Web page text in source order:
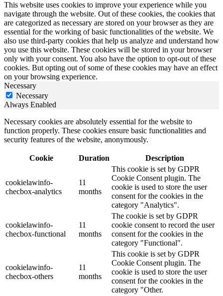
This website uses cookies to improve your experience while you
navigate through the website. Out of these cookies, the cookies that
are categorized as necessary are stored on your browser as they are
essential for the working of basic functionalities of the website. We
also use third-party cookies that help us analyze and understand how
you use this website. These cookies will be stored in your browser
only with your consent. You also have the option to opt-out of these
cookies. But opting out of some of these cookies may have an effect
on your browsing experience.
Necessary
Necessary
Always Enabled
Necessary cookies are absolutely essential for the website to
function properly. These cookies ensure basic functionalities and
security features of the website, anonymously.
Cookie Duration Description
cookielawinfo-
checbox-analytics
11
months
This cookie is set by GDPR
Cookie Consent plugin. The
cookie is used to store the user
consent for the cookies in the
category "Analytics".
cookielawinfo-
checbox-functional
11
months
The cookie is set by GDPR
cookie consent to record the user
consent for the cookies in the
category "Functional".
cookielawinfo-
checbox-others
11
months
This cookie is set by GDPR
Cookie Consent plugin. The
cookie is used to store the user
consent for the cookies in the
category "Other.